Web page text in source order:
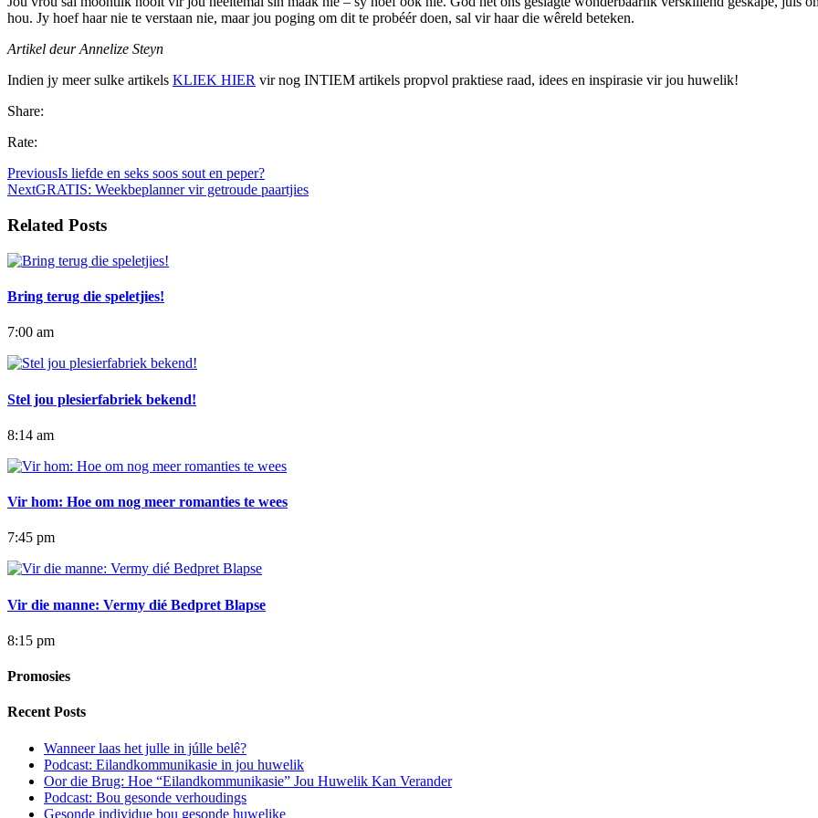
hou. Jy hoef haar nie te verstaan nie, maar jou poging om dit te probéér doen, sal vir haar die wêreld beteken.
Artikel deur Annelize Steyn
Indien jy meer sulke artikels KLIEK HIER vir nog INTIEM artikels propvol praktiese raad, idees en inspirasie vir jou huwelik!
Share:
Rate:
PreviousIs liefde en seks soos sout en peper?
NextGRATIS: Weekbeplanner vir getroude paartjies
Related Posts
Bring terug die speletjies!
7:00 am
Stel jou plesierfabriek bekend!
8:14 am
Vir hom: Hoe om nog meer romanties te wees
7:45 pm
Vir die manne: Vermy dié Bedpret Blapse
8:15 pm
Promosies
Recent Posts
Wanneer laas het julle in júlle belê?
Podcast: Eilandkommunikasie in jou huwelik
Oor die Brug: Hoe “Eilandkommunikasie” Jou Huwelik Kan Verander
Podcast: Bou gesonde verhoudings
Gesonde individue bou gesonde huwelike